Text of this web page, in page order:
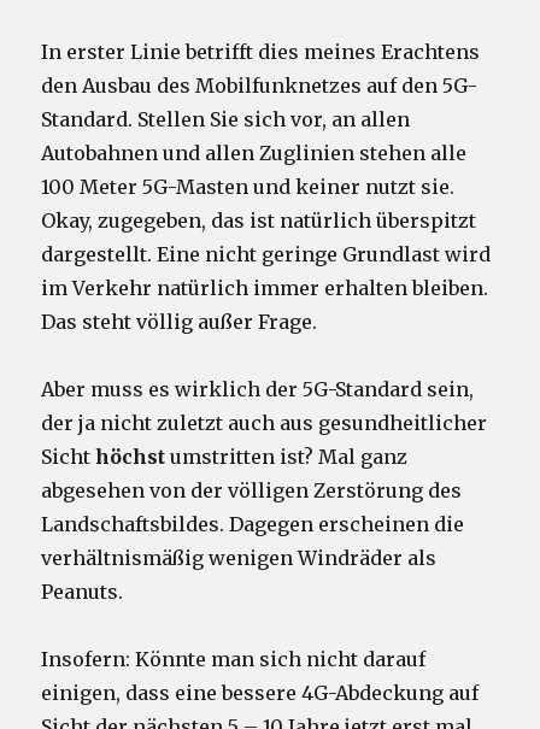
In erster Linie betrifft dies meines Erachtens
den Ausbau des Mobilfunknetzes auf den 5G-
Standard. Stellen Sie sich vor, an allen
Autobahnen und allen Zuglinien stehen alle
100 Meter 5G-Masten und keiner nutzt sie.
Okay, zugegeben, das ist natürlich überspitzt
dargestellt. Eine nicht geringe Grundlast wird
im Verkehr natürlich immer erhalten bleiben.
Das steht völlig außer Frage.
Aber muss es wirklich der 5G-Standard sein,
der ja nicht zuletzt auch aus gesundheitlicher
Sichthöchst umstritten ist? Mal ganz
abgesehen von der völligen Zerstörung des
Landschaftsbildes. Dagegen erscheinen die
verhältnismäßig wenigen Windräder als
Peanuts.
Insofern: Könnte man sich nicht darauf
einigen, dass eine bessere 4G-Abdeckung auf